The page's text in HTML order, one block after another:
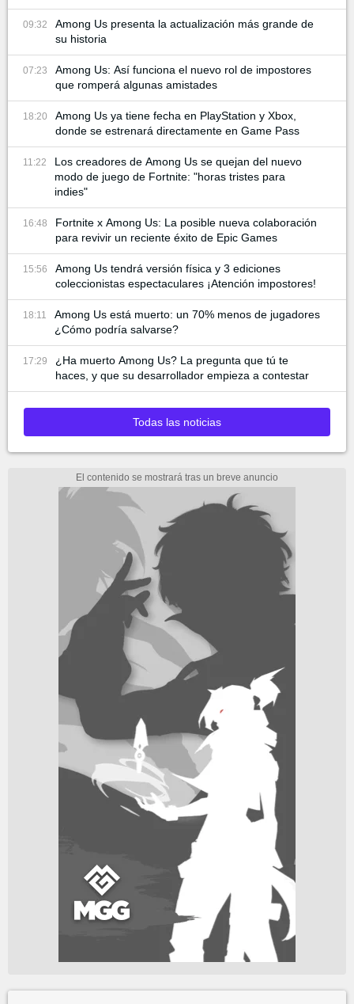
09:32
Among Us presenta la actualización más grande de
su historia
07:23
Among Us: Así funciona el nuevo rol de impostores
que romperá algunas amistades
18:20
Among Us ya tiene fecha en PlayStation y Xbox,
donde se estrenará directamente en Game Pass
11:22
Los creadores de Among Us se quejan del nuevo
modo de juego de Fortnite: "horas tristes para
indies"
16:48
Fortnite x Among Us: La posible nueva colaboración
para revivir un reciente éxito de Epic Games
15:56
Among Us tendrá versión física y 3 ediciones
coleccionistas espectaculares ¡Atención impostores!
18:11
Among Us está muerto: un 70% menos de jugadores
¿Cómo podría salvarse?
17:29
¿Ha muerto Among Us? La pregunta que tú te
haces, y que su desarrollador empieza a contestar
Todas las noticias